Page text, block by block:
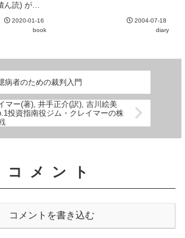
ん読) が取
一見すると
が、言葉と
2020-01-16
book
屋で本など読みつつ、夕方涼しく
なってから自転車でお出かけし
2004-07-18
diary
病者のための裁判入門
マー(著), 井手正介(訳), 吉川絵美
投資指南役ジム・クレイマーの株
コメント
コメントを書き込む